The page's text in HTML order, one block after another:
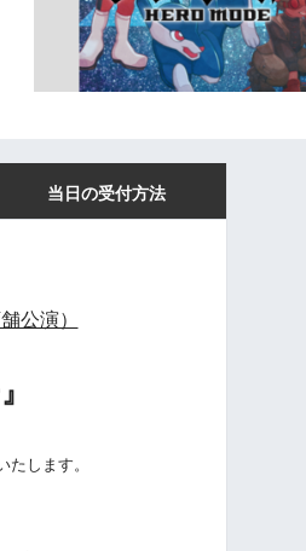
当日の受付方法
公演）
たします。